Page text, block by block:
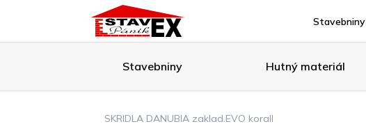
Stavebniny
Stavebniny Hutný materiál
SKRIDLA DANUBIA zaklad.EVO korall